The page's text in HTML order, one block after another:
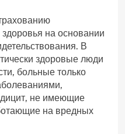
здоровья на основании
В
здоровые люди
больные только
не имеющие
на вредных